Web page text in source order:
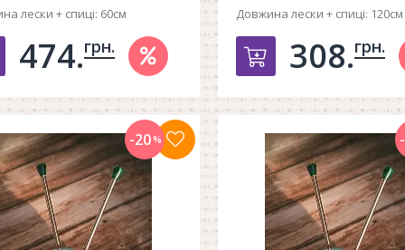
лески + спиці: 60см
в корзину
474.грн.
Довжина лески + спиці: 120см
Добавить в
308.грн.
-20%